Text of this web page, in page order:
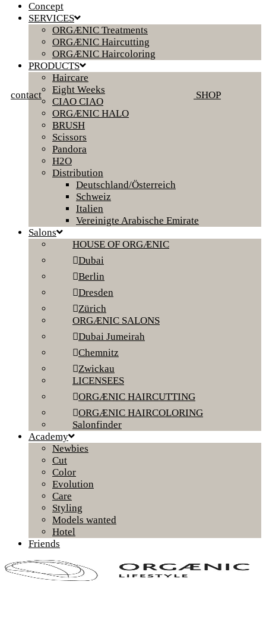
contact SHOP
Concept
SERVICES
ORGÆNIC Treatments
ORGÆNIC Haircutting
ORGÆNIC Haircoloring
PRODUCTS
Haircare
Eight Weeks
CIAO CIAO
ORGÆNIC HALO
BRUSH
Scissors
Pandora
H2O
Distribution
Deutschland/Österreich
Schweiz
Italien
Vereinigte Arabische Emirate
Salons
HOUSE OF ORGÆNIC
Dubai
Berlin
Dresden
Zürich
ORGÆNIC SALONS
Dubai Jumeirah
Chemnitz
Zwickau
LICENSEES
ORGÆNIC HAIRCUTTING
ORGÆNIC HAIRCOLORING
Salonfinder
Academy
Newbies
Cut
Color
Evolution
Care
Styling
Models wanted
Hotel
Friends